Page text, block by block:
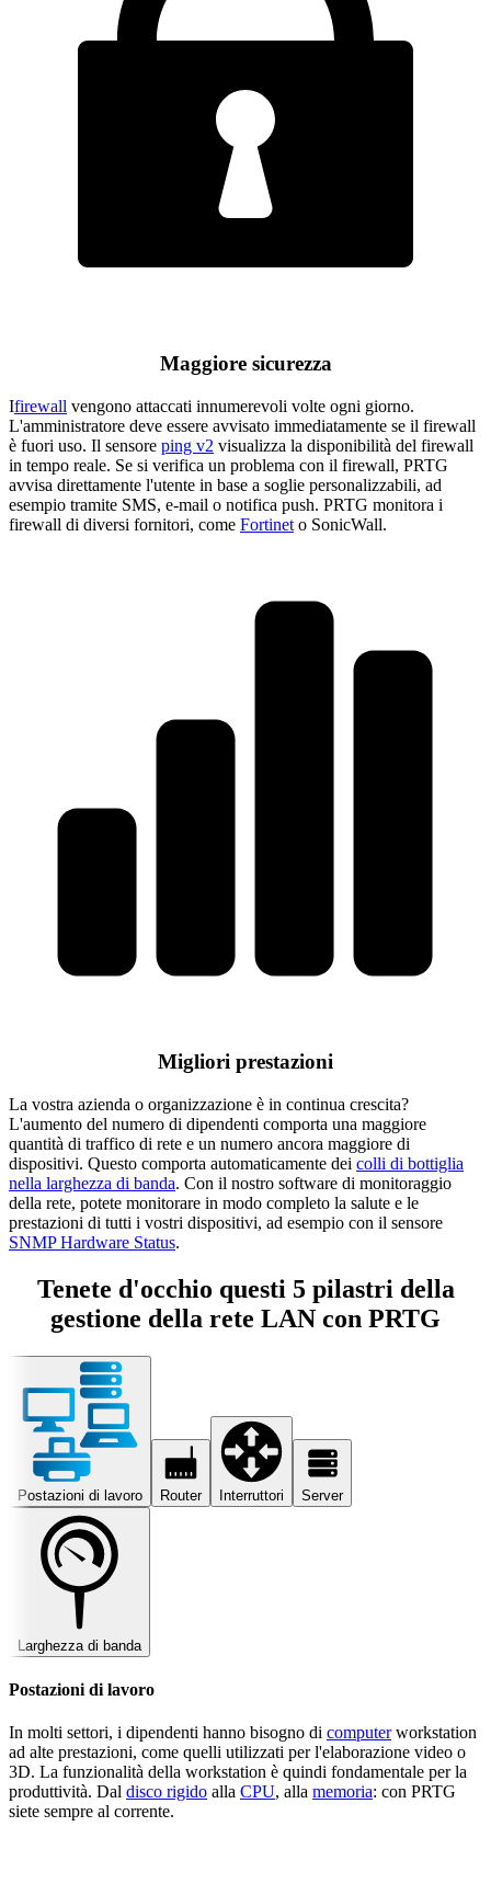
Maggiore sicurezza
Ifirewall vengono attaccati innumerevoli volte ogni giorno.
L'amministratore deve essere avvisato immediatamente se il firewall
è fuori uso. Il sensore ping v2 visualizza la disponibilità del firewall
in tempo reale. Se si verifica un problema con il firewall, PRTG
avvisa direttamente l'utente in base a soglie personalizzabili, ad
esempio tramite SMS, e-mail o notifica push. PRTG monitora i
firewall di diversi fornitori, come Fortinet o SonicWall.
Migliori prestazioni
La vostra azienda o organizzazione è in continua crescita?
L'aumento del numero di dipendenti comporta una maggiore
quantità di traffico di rete e un numero ancora maggiore di
dispositivi. Questo comporta automaticamente dei colli di bottiglia
nella larghezza di banda. Con il nostro software di monitoraggio
della rete, potete monitorare in modo completo la salute e le
prestazioni di tutti i vostri dispositivi, ad esempio con il sensore
SNMP Hardware Status.
Tenete d'occhio questi 5 pilastri della
gestione della rete LAN con PRTG
Postazioni di lavoro Router Interruttori Server
Larghezza di banda
Postazioni di lavoro
In molti settori, i dipendenti hanno bisogno di computerworkstation
ad alte prestazioni, come quelli utilizzati per l'elaborazione video o
3D. La funzionalità della workstation è quindi fondamentale per la
produttività. Dal disco rigido alla CPU, alla memoria: con PRTG
siete sempre al corrente.